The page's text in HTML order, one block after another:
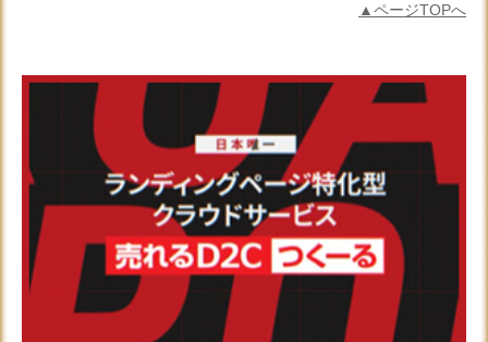
▲ページTOPへ